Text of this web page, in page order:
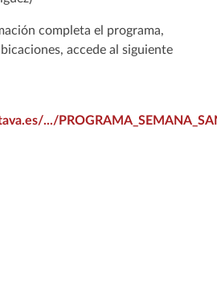
completa el programa,
accede al siguiente
.../